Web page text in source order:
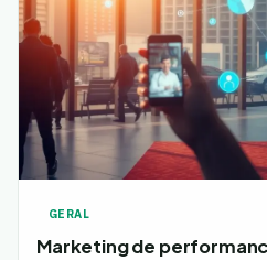
GERAL
Marketing de